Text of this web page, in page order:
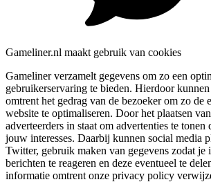
Gameliner.nl maakt gebruik van cookies
Gameliner verzamelt gegevens om zo een
gebruikerservaring te bieden. Hierdoor
omtrent het gedrag van de bezoeker om zo de
website te optimaliseren. Door het plaatsen
adverteerders in staat om advertenties te tonen
jouw interesses. Daarbij kunnen social media
Twitter, gebruik maken van gegevens zodat je
berichten te reageren en deze eventueel te
informatie omtrent onze privacy policy